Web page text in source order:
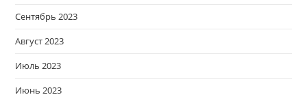
Сентябрь 2023
Август 2023
Июль 2023
Июнь 2023